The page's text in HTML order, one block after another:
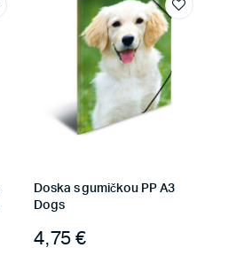
Doska s gumičkou PP A3
Dogs
4,75€